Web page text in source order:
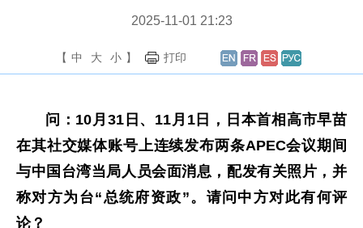
2025-11-01 21:23
【 中 大 小 】 打印
问：10月31日、11月1日，日本首相高市早苗
在其社交媒体账号上连续发布两条APEC会议期间
与中国台湾当局人员会面消息，配发有关照片，并
称对方为台“总统府资政”。请问中方对此有何评
论？